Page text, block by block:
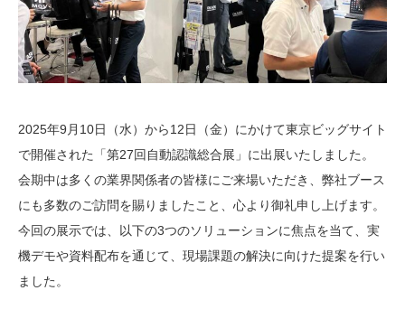
2025年9月10日（水）から12日（金）にかけて東京ビッグサイト
で開催された「第27回自動認識総合展」に出展いたしました。
会期中は多くの業界関係者の皆様にご来場いただき、弊社ブース
にも多数のご訪問を賜りましたこと、心より御礼申し上げます。
今回の展示では、以下の3つのソリューションに焦点を当て、実
機デモや資料配布を通じて、現場課題の解決に向けた提案を行い
ました。